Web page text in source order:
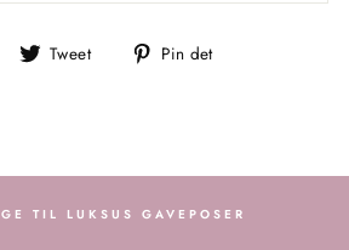
Del
Tweet
Tweet Pin det
TIL LUKSUS GAVEPOSER